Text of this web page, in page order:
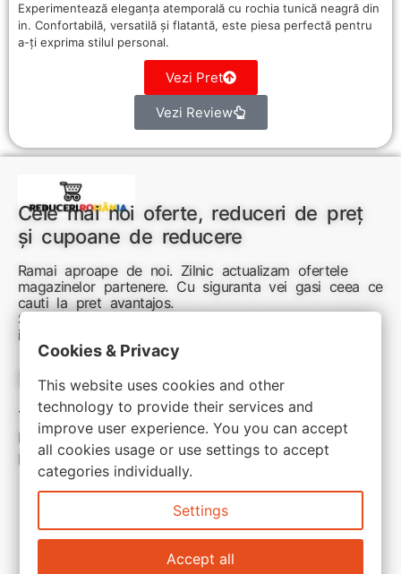
Experimentează eleganța atemporală cu rochia tunică neagră din
in. Confortabilă, versatilă și flatantă, este piesa perfectă pentru
a-ți exprima stilul personal.
Vezi Pret
Vezi Review
Cele mai noi oferte, reduceri de preț
și cupoane de reducere
Ramai aproape de noi. Zilnic actualizam ofertele
magazinelor partenere. Cu siguranta vei gasi ceea ce
cauti la pret avantajos.
Sunteti aici pentru reduceri inteligente si cumpărături
inspirate
Link-uri utile:
Termeni si conditii
Politica de confidentialitate
Politica de cookie
Cookies & Privacy
This website uses cookies and other
technology to provide their services and
improve user experience. You you can accept
all cookies usage or use settings to accept
categories individually.
Settings
Accept all